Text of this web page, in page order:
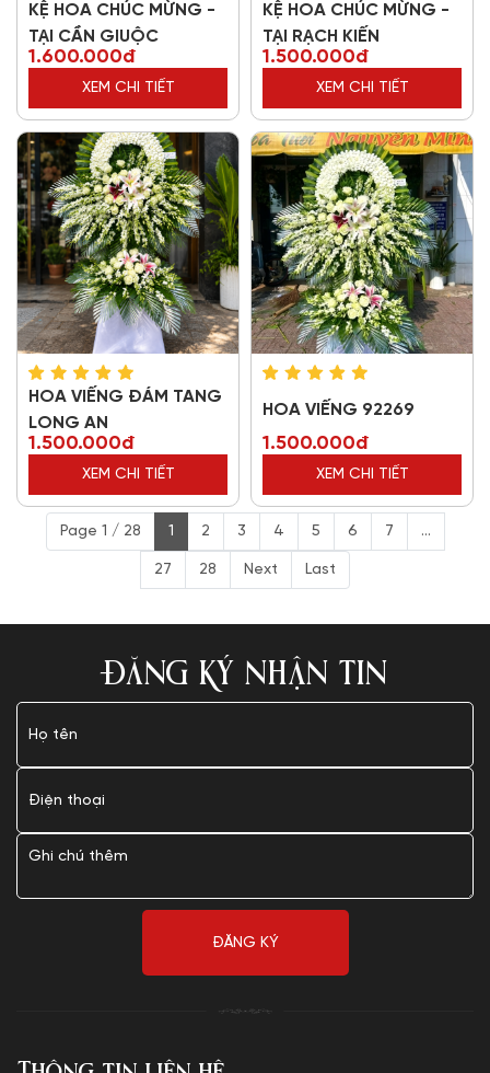
KỆ HOA CHÚC MỪNG -
TẠI CẦN GIUỘC
1.600.000đ
XEM CHI TIẾT
KỆ HOA CHÚC MỪNG -
TẠI RẠCH KIẾN
1.500.000đ
XEM CHI TIẾT
HOA VIẾNG ĐÁM TANG
LONG AN
1.500.000đ
XEM CHI TIẾT
HOA VIẾNG 92269
1.500.000đ
XEM CHI TIẾT
Page 1 / 28 1 2 3 4 5 6 7 ...
27 28 Next Last
ĐĂNG KÝ NHẬN TIN